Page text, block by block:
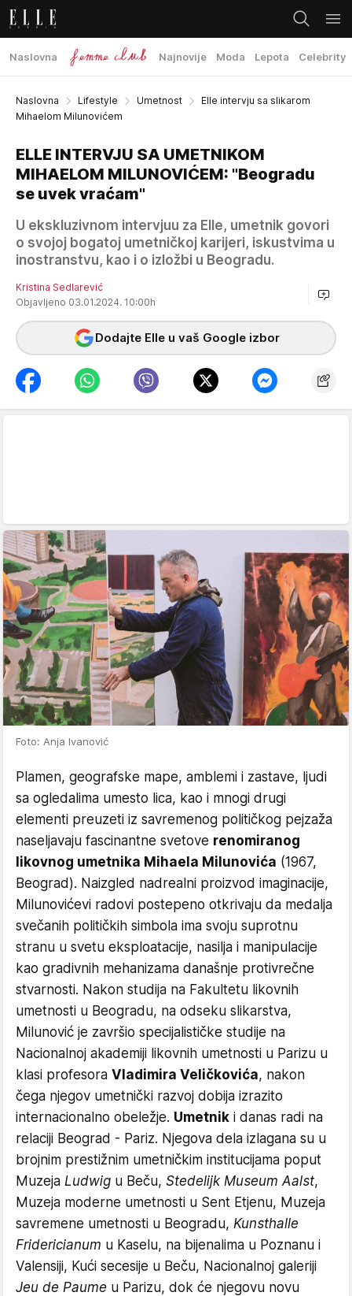
Naslovna Najnovije Moda Lepota Celebrity
Naslovna Lifestyle Umetnost
Elle intervju sa slikarom
Mihaelom Milunovićem
ELLE INTERVJU SA UMETNIKOM
MIHAELOM MILUNOVIĆEM: "Beogradu
se uvek vraćam"
U ekskluzivnom intervjuu za Elle, umetnik govori
o svojoj bogatoj umetničkoj karijeri, iskustvima u
inostranstvu, kao i o izložbi u Beogradu.
Kristina Sedlarević
Objavljeno 03.01.2024. 10:00h
Dodajte Elle u vaš Google izbor
Foto: Anja Ivanović
Plamen, geografske mape, amblemi i zastave, ljudi
sa ogledalima umesto lica, kao i mnogi drugi
elementi preuzeti iz savremenog političkog pejzaža
naseljavaju fascinantne svetove renomiranog
likovnog umetnika Mihaela Milunovića (1967,
Beograd). Naizgled nadrealni proizvod imaginacije,
Milunovićevi radovi postepeno otkrivaju da medalja
svečanih političkih simbola ima svoju suprotnu
stranu u svetu eksploatacije, nasilja i manipulacije
kao gradivnih mehanizama današnje protivrečne
stvarnosti. Nakon studija na Fakultetu likovnih
umetnosti u Beogradu, na odseku slikarstva,
Milunović je završio specijalističke studije na
Nacionalnoj akademiji likovnih umetnosti u Parizu u
klasi profesora Vladimira Veličkovića, nakon
čega njegov umetnički razvoj dobija izrazito
internacionalno obeležje. Umetnik i danas radi na
relaciji Beograd - Pariz. Njegova dela izlagana su u
brojnim prestižnim umetničkim institucijama poput
Muzeja Ludwig u Beču, Stedelijk Museum Aalst,
Muzeja moderne umetnosti u Sent Etjenu, Muzeja
savremene umetnosti u Beogradu, Kunsthalle
Fridericianum u Kaselu, na bijenalima u Poznanu i
Valensiji, Kući secesije u Beču, Nacionalnoj galeriji
Jeu de Paume u Parizu, dok će njegovu novu